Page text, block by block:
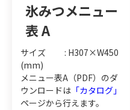
氷みつメニュー
表 A
サイズ : H307×W450
(mm)
メニュー表A（PDF）のダ
ウンロードは 「カタログ」
ページから行えます。